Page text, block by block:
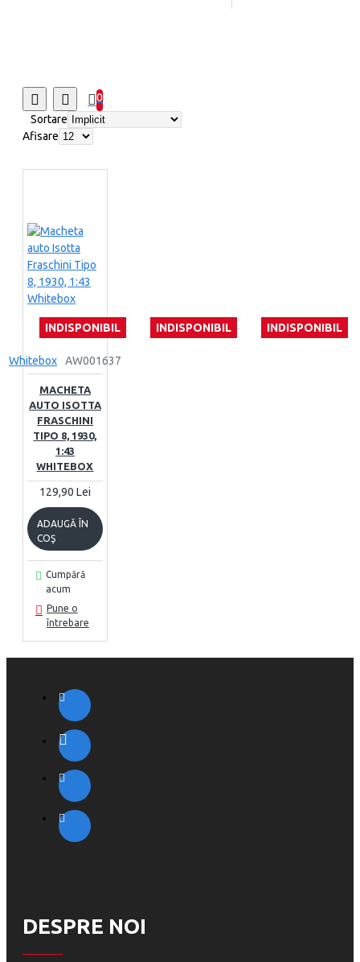
0
Sortare
Afisare
INDISPONIBIL INDISPONIBIL INDISPONIBIL
Whitebox AW001637
MACHETA
AUTO ISOTTA
FRASCHINI
TIPO 8, 1930,
1:43
WHITEBOX
129,90 Lei
ADAUGĂ ÎN
COŞ
Cumpără
acum
Pune o
întrebare
DESPRE NOI